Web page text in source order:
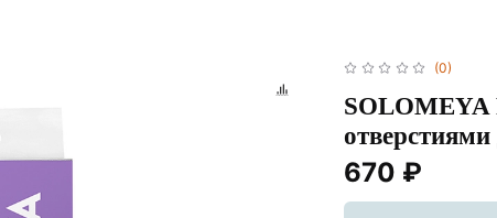
(0)
SOLOMEYA
670 ₽